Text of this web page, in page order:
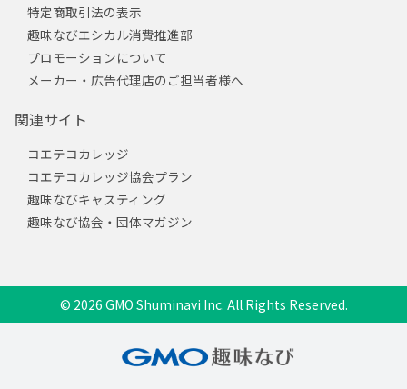
特定商取引法の表示
趣味なびエシカル消費推進部
プロモーションについて
メーカー・広告代理店のご担当者様へ
関連サイト
コエテコカレッジ
コエテコカレッジ協会プラン
趣味なびキャスティング
趣味なび協会・団体マガジン
© 2026 GMO Shuminavi Inc. All Rights Reserved.